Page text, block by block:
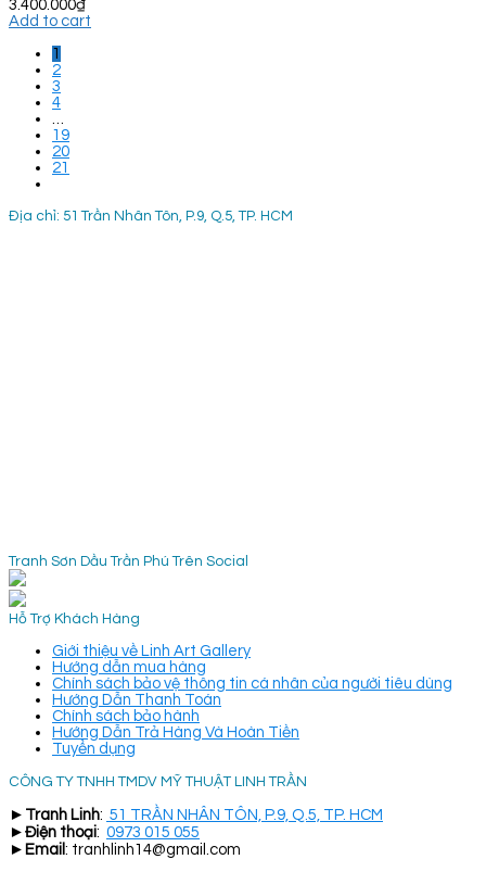
3.400.000₫
Add to cart
1
2
3
4
19
20
21
Địa chỉ: 51 Trần Nhân Tôn, P.9, Q.5, TP. HCM
Tranh Sơn Dầu Trần Phú Trên Social
Hỗ Trợ Khách Hàng
Giới thiệu về Linh Art Gallery
Hướng dẫn mua hàng
Chính sách bảo vệ thông tin cá nhân của người tiêu dùng
Hướng Dẫn Thanh Toán
Chính sách bảo hành
Hướng Dẫn Trả Hàng Và Hoàn Tiền
Tuyển dụng
CÔNG TY TNHH TMDV MỸ THUẬT LINH TRẦN
► Tranh Linh: 51 TRẦN NHÂN TÔN, P.9, Q.5, TP. HCM
► Điện thoại: 0973 015 055
► Email : tranhlinh14@gmail.com